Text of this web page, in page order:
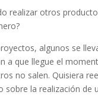
realizar otros
algunos se
a que llegue el
no salen. Quisiera
sobre la realización de